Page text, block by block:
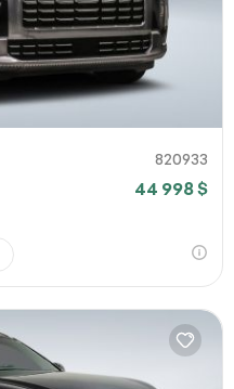
820933
44 998 $